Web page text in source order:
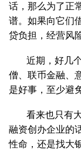
话，那么为了正
谱。如果向它们
贷负担，经营风
近期，好几
僧、联币金融、
是好事，至少避
看来也只有
融资创办企业的
性命，还是找大